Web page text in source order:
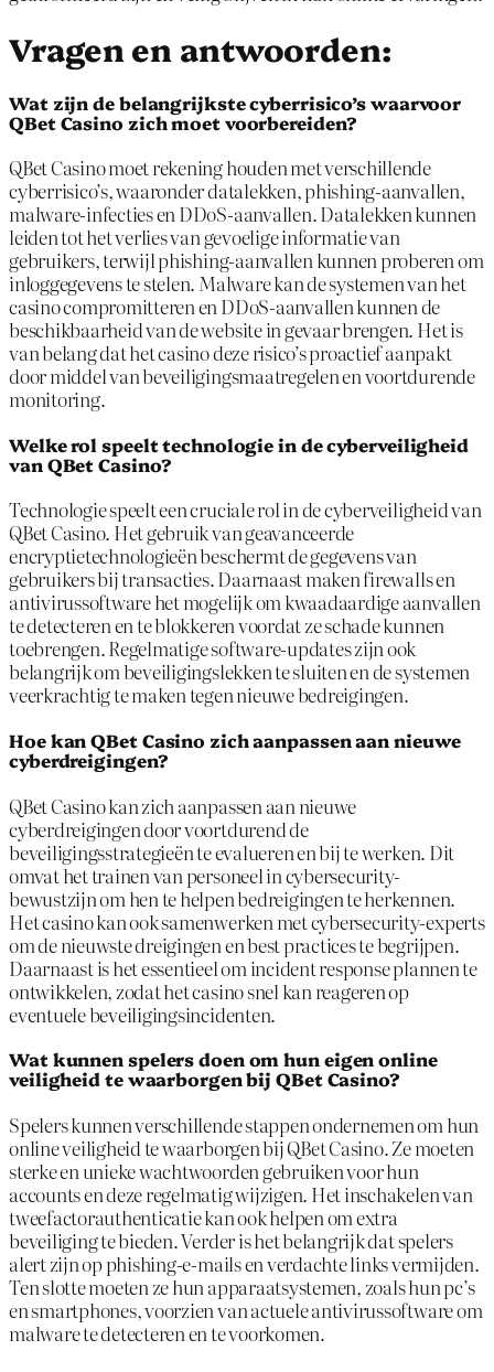
Vragen en antwoorden:
Wat zijn de belangrijkste cyberrisico’s waarvoor
QBet Casino zich moet voorbereiden?
QBet Casino moet rekening houden met verschillende
cyberrisico’s, waaronder datalekken, phishing-aanvallen,
malware-infecties en DDoS-aanvallen. Datalekken kunnen
leiden tot het verlies van gevoelige informatie van
gebruikers, terwijl phishing-aanvallen kunnen proberen om
inloggegevens te stelen. Malware kan de systemen van het
casino compromitteren en DDoS-aanvallen kunnen de
beschikbaarheid van de website in gevaar brengen. Het is
van belang dat het casino deze risico’s proactief aanpakt
door middel van beveiligingsmaatregelen en voortdurende
monitoring.
Welke rol speelt technologie in de cyberveiligheid
van QBet Casino?
Technologie speelt een cruciale rol in de cyberveiligheid van
QBet Casino. Het gebruik van geavanceerde
encryptietechnologieën beschermt de gegevens van
gebruikers bij transacties. Daarnaast maken firewalls en
antivirussoftware het mogelijk om kwaadaardige aanvallen
te detecteren en te blokkeren voordat ze schade kunnen
toebrengen. Regelmatige software-updates zijn ook
belangrijk om beveiligingslekken te sluiten en de systemen
veerkrachtig te maken tegen nieuwe bedreigingen.
Hoe kan QBet Casino zich aanpassen aan nieuwe
cyberdreigingen?
QBet Casino kan zich aanpassen aan nieuwe
cyberdreigingen door voortdurend de
beveiligingsstrategieën te evalueren en bij te werken. Dit
omvat het trainen van personeel in cybersecurity-
bewustzijn om hen te helpen bedreigingen te herkennen.
Het casino kan ook samenwerken met cybersecurity-experts
om de nieuwste dreigingen en best practices te begrijpen.
Daarnaast is het essentieel om incident response plannen te
ontwikkelen, zodat het casino snel kan reageren op
eventuele beveiligingsincidenten.
Wat kunnen spelers doen om hun eigen online
veiligheid te waarborgen bij QBet Casino?
Spelers kunnen verschillende stappen ondernemen om hun
online veiligheid te waarborgen bij QBet Casino. Ze moeten
sterke en unieke wachtwoorden gebruiken voor hun
accounts en deze regelmatig wijzigen. Het inschakelen van
tweefactorauthenticatie kan ook helpen om extra
beveiliging te bieden. Verder is het belangrijk dat spelers
alert zijn op phishing-e-mails en verdachte links vermijden.
Ten slotte moeten ze hun apparaatsystemen, zoals hun pc’s
en smartphones, voorzien van actuele antivirussoftware om
malware te detecteren en te voorkomen.